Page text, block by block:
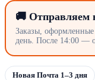
🚚 Отправляем
Заказы, оформленные
день. После 14:00 —
Новая Почта 1–3 дня